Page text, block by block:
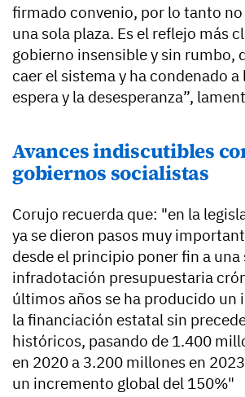
firmado convenio, por lo tanto no
una sola plaza. Es el reflejo más
gobierno insensible y sin rumbo,
caer el sistema y ha condenado a
espera y la desesperanza”,
Avances indiscutibles
gobiernos socialistas
Corujo recuerda que: "en la
ya se dieron pasos muy
desde el principio poner fin a
infradotación presupuestaria
últimos años se ha producido un
la financiación estatal sin
históricos, pasando de 1.400
en 2020 a 3.200 millones en
un incremento global del 150%"